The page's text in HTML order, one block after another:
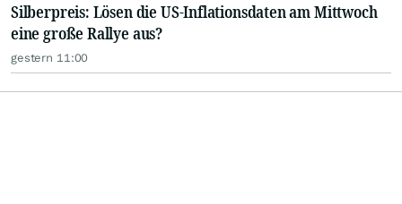
Silberpreis: Lösen die US-Inflationsdaten am Mittwoch
eine große Rallye aus?
gestern 11:00